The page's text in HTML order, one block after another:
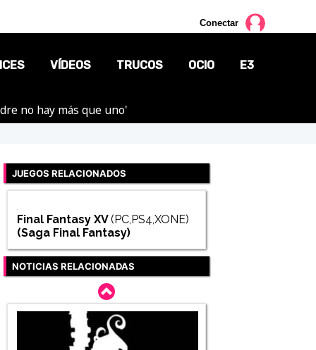
Conectar
VÍDEOS TRUCOS OCIO E3
no hay más que uno'
JUEGOS RELACIONADOS
Final Fantasy XV (PC,PS4,XONE)
(Saga Final Fantasy)
NOTICIAS RELACIONADAS